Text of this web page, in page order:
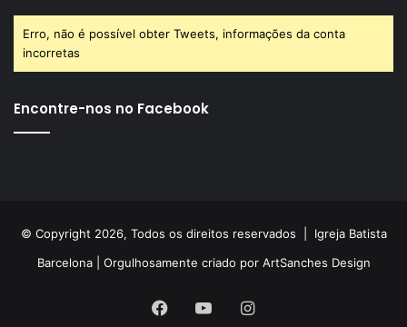
Erro, não é possível obter Tweets, informações da conta
incorretas
Encontre-nos no Facebook
© Copyright 2026, Todos os direitos reservados | Igreja Batista
Barcelona| Orgulhosamente criado por ArtSanches Design
FacebookYouTubeInstagram